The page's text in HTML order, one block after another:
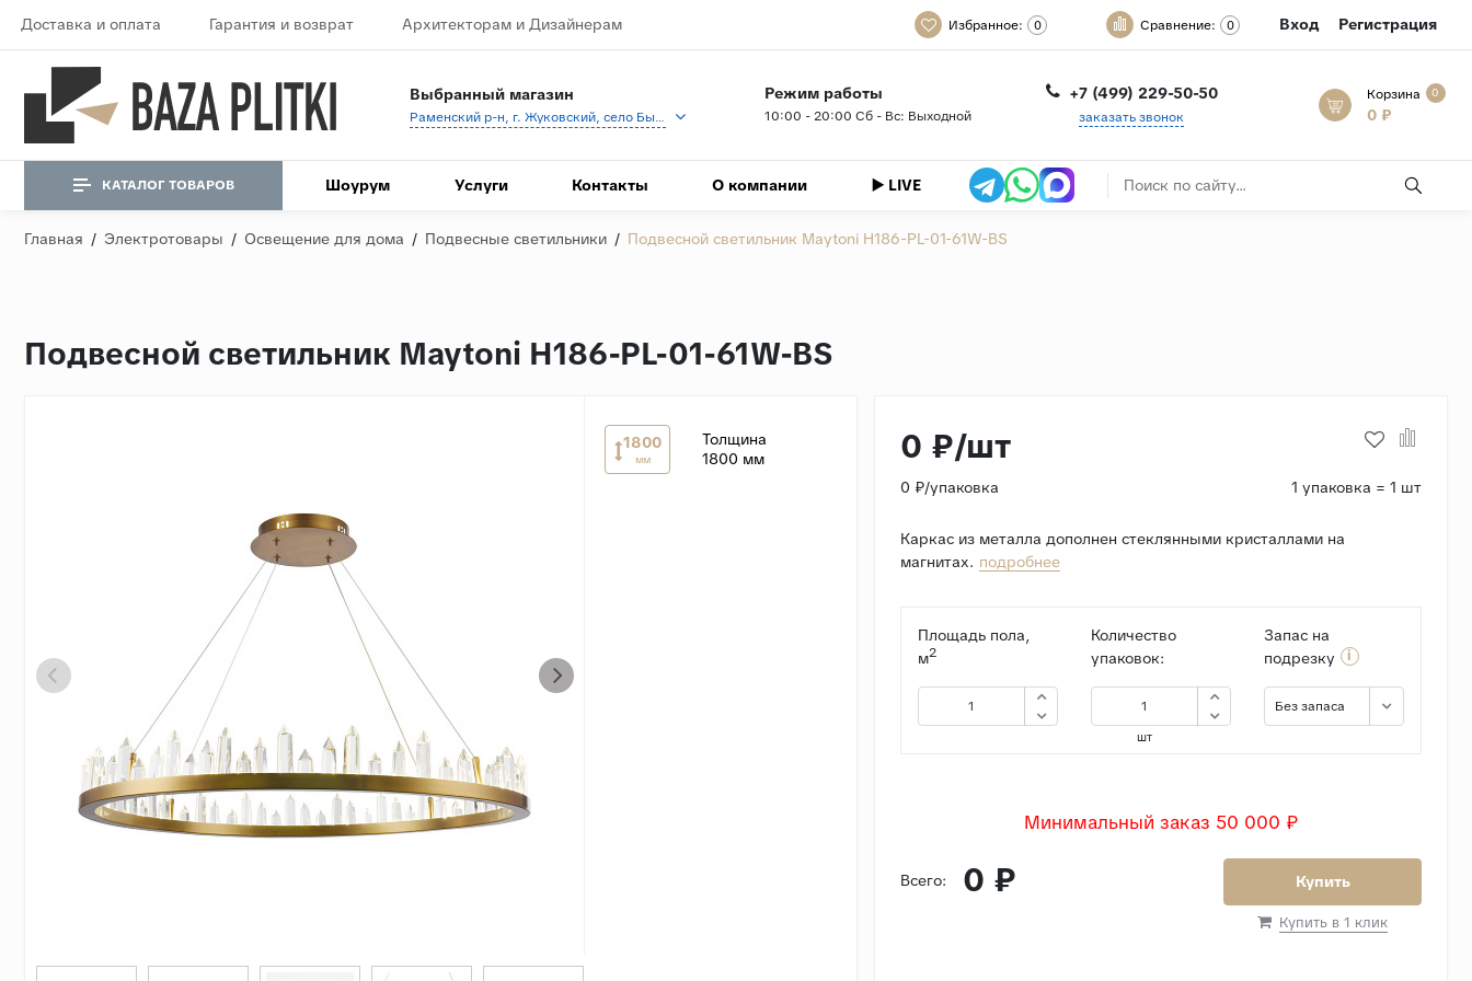
Доставка и оплата Гарантия и возврат Архитекторам и Дизайнерам Избранное: 0 Сравнение: 0 Вход Регистрация
Выбранный магазин
Раменский р-н, г. Жуковский, село Быково, кп Спартак, Береговая ул., 1
Режим работы
10:00 - 20:00 Сб - Вс: Выходной
+7 (499) 229-50-50
заказать звонок
Корзина 0
0 ₽
КАТАЛОГ ТОВАРОВ Шоурум Услуги Контакты О компании ▶️ LIVE
Главная / Электротовары / Освещение для дома / Подвесные светильники / Подвесной светильник Maytoni H186-PL-01-61W-BS
Подвесной светильник Maytoni H186-PL-01-61W-BS
1800
мм
Толщина
1800 мм
0 ₽/шт
0 ₽/упаковка 1 упаковка = 1 шт
Каркас из металла дополнен стеклянными кристаллами на
магнитах. подробнее
Площадь пола,
м2
Количество
упаковок:
шт
Запас на
подрезку
i
Без запаса
Минимальный заказ 50 000 ₽
Всего: 0 ₽ Купить
Купить в 1 клик